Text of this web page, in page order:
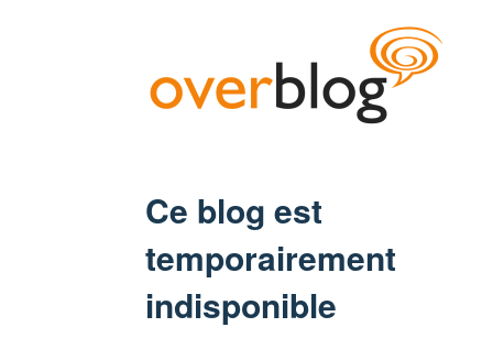
Ce blog est
temporairement
indisponible